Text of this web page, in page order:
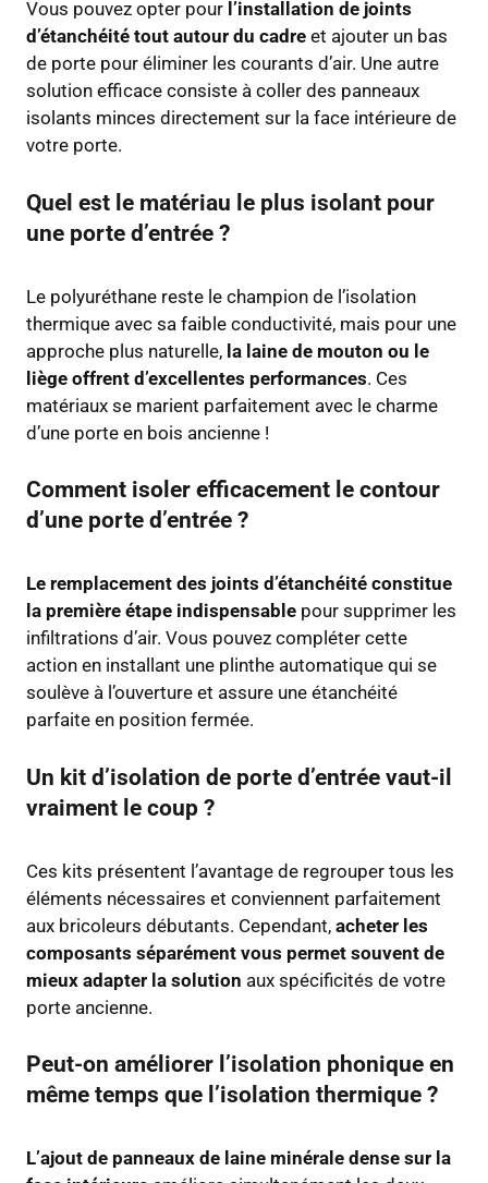
Vous pouvez opter pour l’installation de joints
d’étanchéité tout autour du cadre et ajouter un bas
de porte pour éliminer les courants d’air. Une autre
solution efficace consiste à coller des panneaux
isolants minces directement sur la face intérieure de
votre porte.
Quel est le matériau le plus isolant pour
une porte d’entrée ?
Le polyuréthane reste le champion de l’isolation
thermique avec sa faible conductivité, mais pour une
approche plus naturelle, la laine de mouton ou le
liège offrent d’excellentes performances. Ces
matériaux se marient parfaitement avec le charme
d’une porte en bois ancienne !
Comment isoler efficacement le contour
d’une porte d’entrée ?
Le remplacement des joints d’étanchéité constitue
la première étape indispensable pour supprimer les
infiltrations d’air. Vous pouvez compléter cette
action en installant une plinthe automatique qui se
soulève à l’ouverture et assure une étanchéité
parfaite en position fermée.
Un kit d’isolation de porte d’entrée vaut-il
vraiment le coup ?
Ces kits présentent l’avantage de regrouper tous les
éléments nécessaires et conviennent parfaitement
aux bricoleurs débutants. Cependant, acheter les
composants séparément vous permet souvent de
mieux adapter la solution aux spécificités de votre
porte ancienne.
Peut-on améliorer l’isolation phonique en
même temps que l’isolation thermique ?
L’ajout de panneaux de laine minérale dense sur la